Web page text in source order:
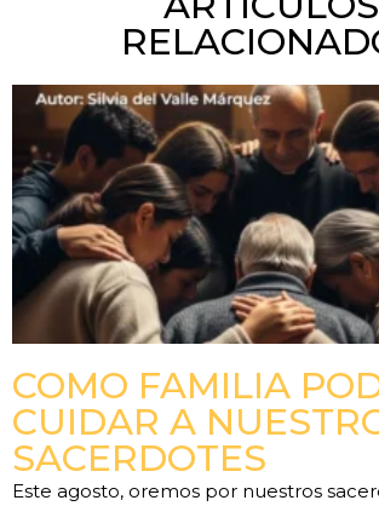
COMO FAMILIA
CUIDAR A
SACERDOTES
Este agosto, oremos por nuestros